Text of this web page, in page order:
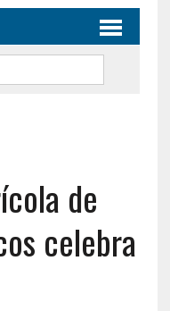
de
celebra